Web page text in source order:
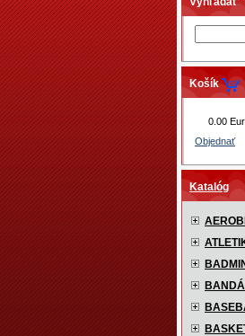
Košík
0.00 Eur
Objednať
Katalóg